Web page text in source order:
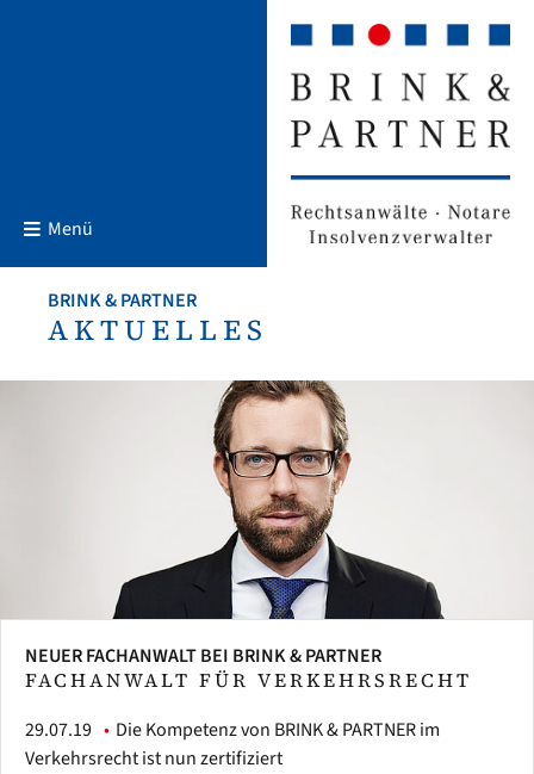
Menü
BRINK & PARTNER
AKTUELLES
NEUER FACHANWALT BEI BRINK & PARTNER
FACHANWALT FÜR VERKEHRSRECHT
29.07.19
Die Kompetenz von BRINK & PARTNER im
Verkehrsrecht ist nun zertifiziert